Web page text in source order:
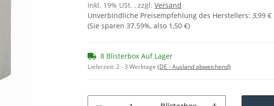
inkl. 19% USt. , zzgl. Versand
Unverbindliche Preisempfehlung des Herstellers: 3,99 €
(Sie sparen 37.59%, also 1,50 €)
8 Blisterbox Auf Lager
Lieferzeit:2 - 3 Werktage (DE - Ausland abweichend)